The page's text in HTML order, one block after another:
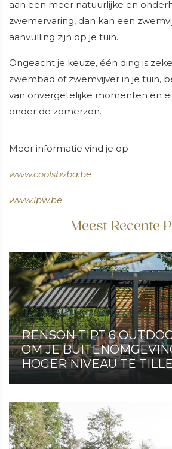
aan een meer natuurlijke en
zwemervaring, dan kan een
aanvulling zijn op je tuin.
Ongeacht je keuze, één ding is
zwembad of zwemvijver in je tuin,
van onvergetelijke momenten en
onder de zomerzon.
Meer informatie vind je op
www.coolsbvba.be
www.lpw.be
Meest Recente
RENSON TIPT 6
OM JE
HOGER NIVEAU TE